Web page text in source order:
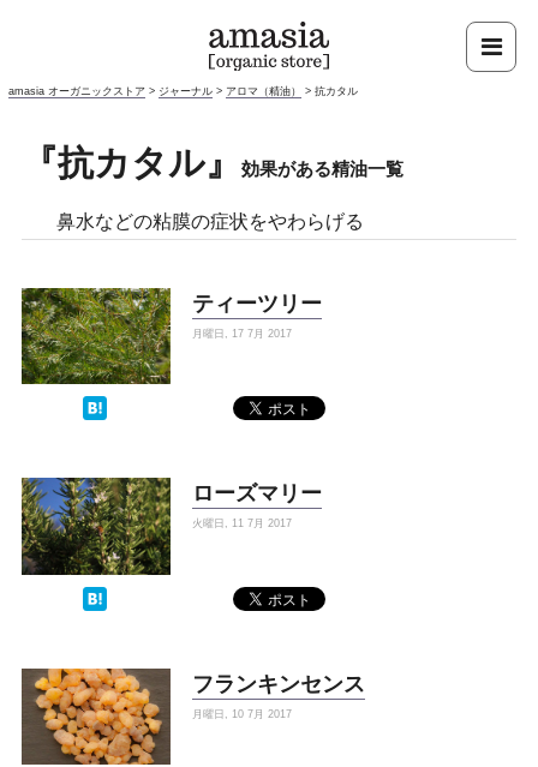
amasia オーガニックストア > ジャーナル > アロマ（精油） >抗カタル
『抗カタル』 効果がある精油一覧
鼻水などの粘膜の症状をやわらげる
ティーツリー
月曜日, 17 7月 2017
ローズマリー
火曜日, 11 7月 2017
フランキンセンス
月曜日, 10 7月 2017